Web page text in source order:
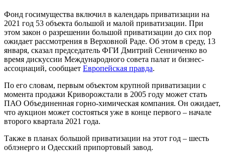
Фонд госимущества включил в календарь приватизации на
2021 год 53 объекта большой и малой приватизации. При
этом закон о разрешении большой приватизации до сих пор
ожидает рассмотрения в Верховной Раде. Об этом в среду, 13
января, сказал председатель ФГИ Дмитрий Сенниченко во
время дискуссии Международного совета палат и бизнес-
ассоциаций, сообщает Европейская правда.
По его словам, первым объектом крупной приватизации с
момента продажи Криворожстали в 2005 году может стать
ПАО Объединенная горно-химическая компания. Он ожидает,
что аукцион может состояться уже в конце первого – начале
второго квартала 2021 года.
Также в планах большой приватизации на этот год – шесть
облэнерго и Одесский припортовый завод.